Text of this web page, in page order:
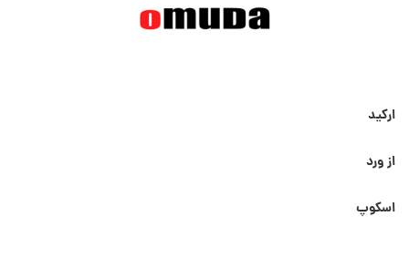
ارکید
از ورد
اسکوپ